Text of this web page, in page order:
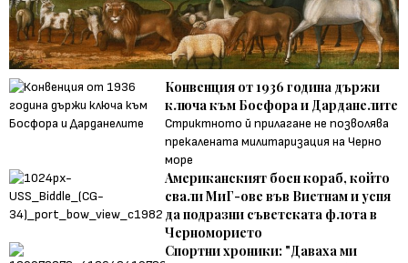
Конвенция от 1936 година държи
ключа към Босфора и Дарданелите
Стриктното й прилагане не позволява
прекалената милитаризация на Черно
море
Американският боен кораб, който
свали МиГ-ове във Виетнам и успя
да подразни съветската флота в
Черноморието
Спортни хроники: "Даваха ми